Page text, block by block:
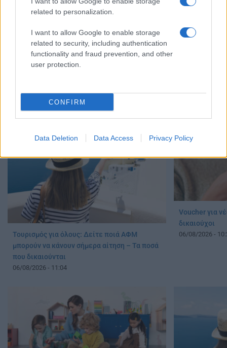
related to personalization.
I want to allow Google to enable storage
related to security, including authentication
functionality and fraud prevention, and other
user protection.
CONFIRM
Data Deletion Data Access Privacy Policy
Παιδικοί σταθμοί ΕΣΠΑ 2026 – 2027: Δείτε
07/08/2026 - 13:52
Τουρισμός για όλους: Δείτε ποιά ΑΦΜ
μπορούν να κάνουν σήμερα αίτηση – Τα ποσά
που δικαιούνται
06/08/2026 - 11:04
Voucher για
δικαιούχοι
06/08/2026 -